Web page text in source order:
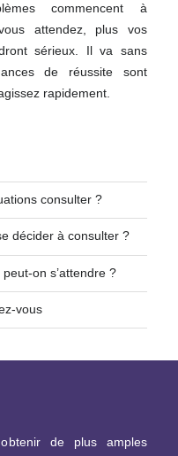
commencent à
attendez, plus vos
sérieux. Il va sans
de réussite sont
rapidement.
consulter ?
décider à consulter ?
on s’attendre ?
vous
de plus amples